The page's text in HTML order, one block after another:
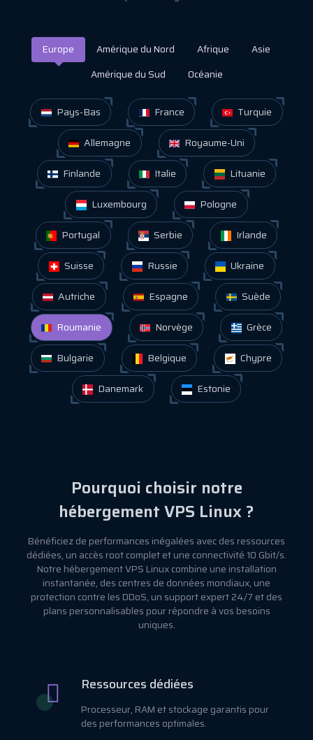
Europe Amérique du Nord Afrique
Asie
Amérique du Sud
Océanie
Pays-Bas France
Turquie
Allemagne
Royaume-Uni
Finlande
Italie
Lituanie
Luxembourg
Pologne
Portugal
Serbie
Irlande
Suisse
Russie
Ukraine
Autriche
Espagne
Suède
Roumanie
Norvège
Grèce
Bulgarie
Belgique
Chypre
Danemark
Estonie
Pourquoi choisir notre
hébergement VPS Linux ?
Bénéficiez de performances inégalées avec des ressources
dédiées, un accès root complet et une connectivité 10 Gbit/s.
Notre hébergement VPS Linux combine une installation
instantanée, des centres de données mondiaux, une
protection contre les DDoS, un support expert 24/7 et des
plans personnalisables pour répondre à vos besoins
uniques.
Ressources dédiées
Processeur, RAM et stockage garantis pour
des performances optimales.